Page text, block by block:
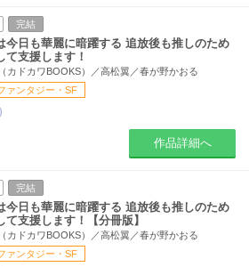
完結
今日も華麗に暗躍する 追放後も推しのため
て支援します！
カドカワBOOKS）／高松翼／春が野かおる
ァンタジー・SF
作品詳細へ
完結
今日も華麗に暗躍する 追放後も推しのため
て支援します！【分冊版】
カドカワBOOKS）／高松翼／春が野かおる
ァンタジー・SF